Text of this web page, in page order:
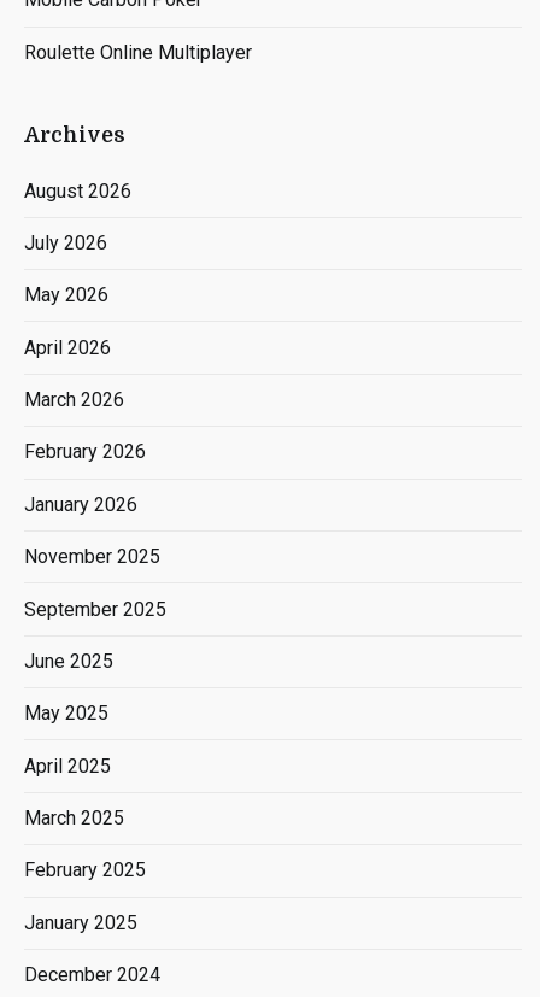
Roulette Online Multiplayer
Archives
August 2026
July 2026
May 2026
April 2026
March 2026
February 2026
January 2026
November 2025
September 2025
June 2025
May 2025
April 2025
March 2025
February 2025
January 2025
December 2024